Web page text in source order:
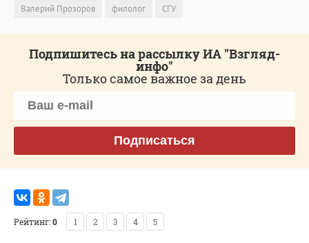
Валерий Прозоров
филолог СГУ
Подпишитесь на рассылку ИА "Взгляд-
инфо"
Только самое важное за день
Подписаться
Рейтинг:0 1 2 3 4 5